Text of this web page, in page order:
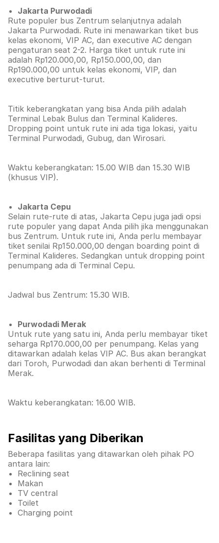
Jakarta Purwodadi
Rute populer bus Zentrum selanjutnya adalah
Jakarta Purwodadi. Rute ini menawarkan tiket bus
kelas ekonomi, VIP AC, dan executive AC dengan
pengaturan seat 2-2. Harga tiket untuk rute ini
adalah Rp120.000,00, Rp150.000,00, dan
Rp190.000,00 untuk kelas ekonomi, VIP, dan
executive berturut-turut.
Titik keberangkatan yang bisa Anda pilih adalah
Terminal Lebak Bulus dan Terminal Kalideres.
Dropping point untuk rute ini ada tiga lokasi, yaitu
Terminal Purwodadi, Gubug, dan Wirosari.
Waktu keberangkatan: 15.00 WIB dan 15.30 WIB
(khusus VIP).
Jakarta Cepu
Selain rute-rute di atas, Jakarta Cepu juga jadi opsi
rute populer yang dapat Anda pilih jika menggunakan
bus Zentrum. Untuk rute ini, Anda perlu membayar
tiket senilai Rp150.000,00 dengan boarding point di
Terminal Kalideres. Sedangkan untuk dropping point
penumpang ada di Terminal Cepu.
Jadwal bus Zentrum: 15.30 WIB.
Purwodadi Merak
Untuk rute yang satu ini, Anda perlu membayar tiket
seharga Rp170.000,00 per penumpang. Kelas yang
ditawarkan adalah kelas VIP AC. Bus akan berangkat
dari Toroh, Purwodadi dan akan berhenti di Terminal
Merak.
Waktu keberangkatan: 16.00 WIB.
Fasilitas yang Diberikan
Beberapa fasilitas yang ditawarkan oleh pihak PO
antara lain:
Reclining seat
Makan
TV central
Toilet
Charging point